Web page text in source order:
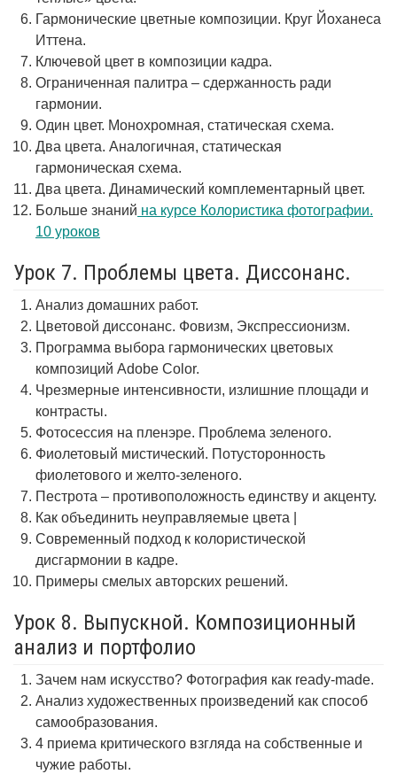
Гармонические цветные композиции. Круг Йоханеса
Иттена.
Ключевой цвет в композиции кадра.
Ограниченная палитра – сдержанность ради
гармонии.
Один цвет. Монохромная, статическая схема.
Два цвета. Аналогичная, статическая
гармоническая схема.
Два цвета. Динамический комплементарный цвет.
Больше знаний на курсе Колористика фотографии.
10 уроков
Урок 7. Проблемы цвета. Диссонанс.
Анализ домашних работ.
Цветовой диссонанс. Фовизм, Экспрессионизм.
Программа выбора гармонических цветовых
композиций Adobe Color.
Чрезмерные интенсивности, излишние площади и
контрасты.
Фотосессия на пленэре. Проблема зеленого.
Фиолетовый мистический. Потусторонность
фиолетового и желто-зеленого.
Пестрота – противоположность единству и акценту.
Как объединить неуправляемые цвета |
Современный подход к колористической
дисгармонии в кадре.
Примеры смелых авторских решений.
Урок 8. Выпускной. Композиционный
анализ и портфолио
Зачем нам искусство? Фотография как ready-made.
Анализ художественных произведений как способ
самообразования.
4 приема критического взгляда на собственные и
чужие работы.